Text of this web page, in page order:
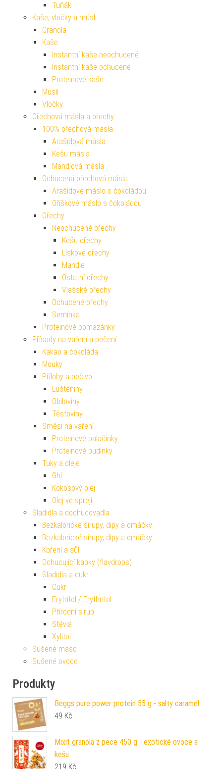
Tuňák
Kaše, vločky a müsli
Granola
Kaše
Instantní kaše neochucené
Instantní kaše ochucené
Proteinové kaše
Müsli
Vločky
Ořechová másla a ořechy
100% ořechová másla
Arašídová másla
Kešu másla
Mandlová másla
Ochucená ořechová másla
Arašídové máslo s čokoládou
Oříškové máslo s čokoládou
Ořechy
Neochucené ořechy
Kešu ořechy
Lískové ořechy
Mandle
Ostatní ořechy
Vlašské ořechy
Ochucené ořechy
Semínka
Proteinové pomazánky
Přísady na vaření a pečení
Kakao a čokoláda
Mouky
Přílohy a pečivo
Luštěniny
Obiloviny
Těstoviny
Směsi na vaření
Proteinové palačinky
Proteinové pudinky
Tuky a oleje
Ghí
Kokosový olej
Olej ve spreji
Sladidla a dochucovadla
Bezkalorické sirupy, dipy a omáčky
Bezkalorické sirupy, dipy a omáčky
Koření a sůl
Ochucující kapky (flavdrops)
Sladidla a cukr
Cukr
Erytritol / Erythritol
Přírodní sirup
Stévia
Xylitol
Sušené maso
Sušené ovoce
Produkty
Beggs pure power protein 55 g - salty caramel
49 Kč
Mixit granola z pece 450 g - exotické ovoce a
kešu
219 Kč